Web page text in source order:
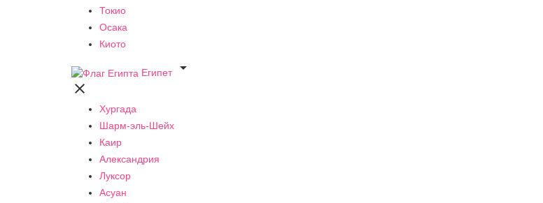
Токио
Осака
Киото
Египет


Хургада
Шарм-эль-Шейх
Каир
Александрия
Луксор
Асуан